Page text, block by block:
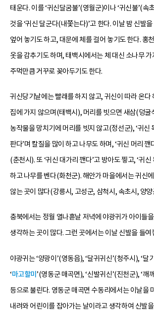
태운다. 이를 ‘귀신달굼불’(영월군)이나 ‘귀신불’(속
것을 ‘귀신 달군다(내쫓는다)’고 한다. 이날 밤 신발
엎어 놓기도 하고, 대문에 체를 걸어 놓기도 한다. 홍
옷을 감추기도 하며, 태백시에서는 체 대신 소나무
주먹만큼 거꾸로 꽂아두기도 한다.
귀신당기날에는 빨래를 하지 않고, 귀신이 따라 온다
집에 가지 않으며(태백시), 머리를 빗으면 새삼(덩굴
농작물을 망치기에 머리를 빗지 않고(정선군), ‘귀신
판다’며 칼질을 많이 하고 나무도 하며, ‘귀신 머리 깬
(춘천시). 또 ‘귀신 대가리 깬다’고 방아도 찧고, ‘귀
하고 나무를 벤다(화천군). 해안가 마을에서는 귀신
않는 곳이 많다(강릉시, 고성군, 삼척시, 속초시, 양양
충북에서는 정월 열나흗날 저녁에 야광귀가 아이들
생각하는 곳이 많다. 그런 곳에서는 이날 신발을 들여
야광귀는 ‘양광이’(영동읍), ‘달귀귀신’(청주시), ‘달
‘마고할미’(영동군 매곡면), ‘신발귀신’(진천군), ‘깨
등으로 불린다. 영동군 매곡면 수동리에서는 이날을
내려와 어린이를 잡아가는 날이라고 생각하여 신발